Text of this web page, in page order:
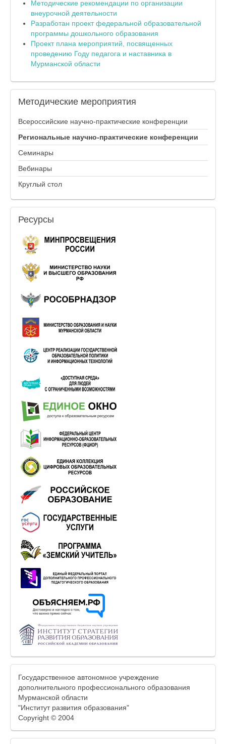
Методические рекомендации по организации
внеурочной деятельности
Разработан проект федеральной образовательной
программы дошкольного образования
Проект плана мероприятий, посвященных
проведению Году педагога и наставника в
Мурманской области
Методические мероприятия
Всероссийские научно-практические конференции
Региональные научно-практические конференции
Семинары
Вебинары
Круглый стол
Ресурсы
Государственное автономное учреждение
дополнительного профессионального образования
Мурманской области
"Институт развития образования"
Copyright © 2004